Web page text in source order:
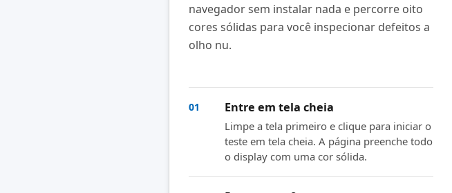
navegador sem instalar nada e percorre oito
cores sólidas para você inspecionar defeitos a
olho nu.
01 Entre em tela cheia
Limpe a tela primeiro e clique para iniciar o
teste em tela cheia. A página preenche todo
o display com uma cor sólida.